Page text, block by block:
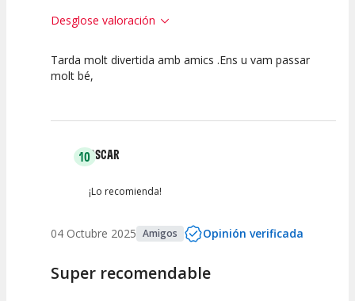
Desglose valoración
10 10 10
Tarda molt divertida amb amics .Ens u vam passar
molt bé,
10OSCAR
¡Lo recomienda!
04 Octubre 2025 Amigos Opinión verificada
Super recomendable